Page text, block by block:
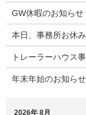
GW休暇のお知らせ
本日、事務所お休
トレーラーハウス
年末年始のお知らせ
2026年 8月